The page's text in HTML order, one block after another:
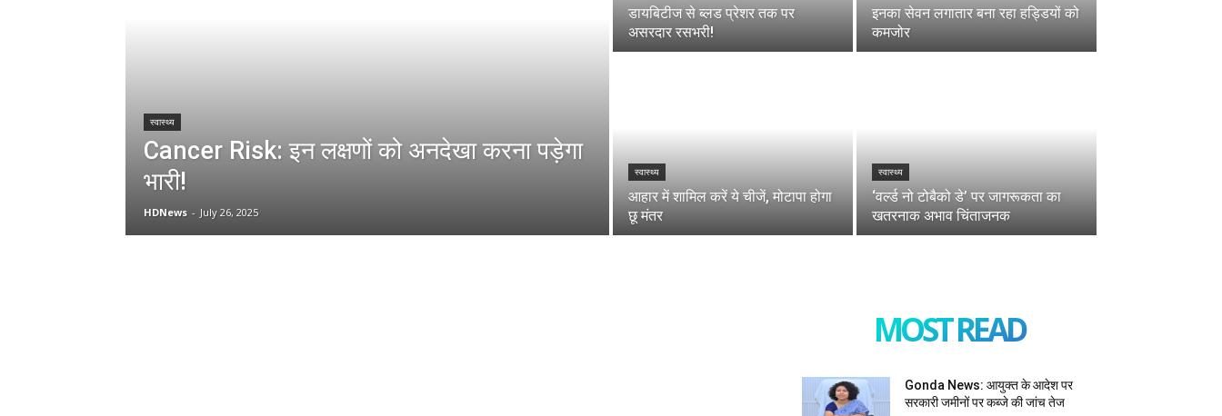
स्वास्थ्य
Cancer Risk: इन लक्षणों को अनदेखा करना पड़ेगा
भारी!
HDNews - July 26, 2025
डायबिटीज से ब्लड प्रेशर तक पर
असरदार रसभरी!
इनका सेवन लगातार बना रहा हड्डियों को
कमजोर
स्वास्थ्य
आहार में शामिल करें ये चीजें, मोटापा होगा
छू मंतर
स्वास्थ्य
‘वर्ल्ड नो टोबैको डे’ पर जागरूकता का
खतरनाक अभाव चिंताजनक
MOST READ
Gonda News: आयुक्त के आदेश पर
सरकारी जमीनों पर कब्जे की जांच तेज